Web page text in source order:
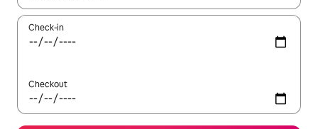
Check-in
Checkout